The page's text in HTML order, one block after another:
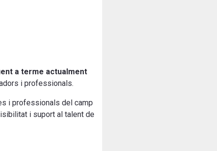
a terme actualment
i professionals.
i professionals del camp
i suport al talent de